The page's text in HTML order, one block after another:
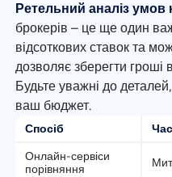
Ретельний аналіз умов
брокерів – це ще один
відсоткових ставок та
дозволяє зберегти гроші
Будьте уважні до
ваш бюджет.
Спосіб Час
Онлайн-сервіси
порівняння